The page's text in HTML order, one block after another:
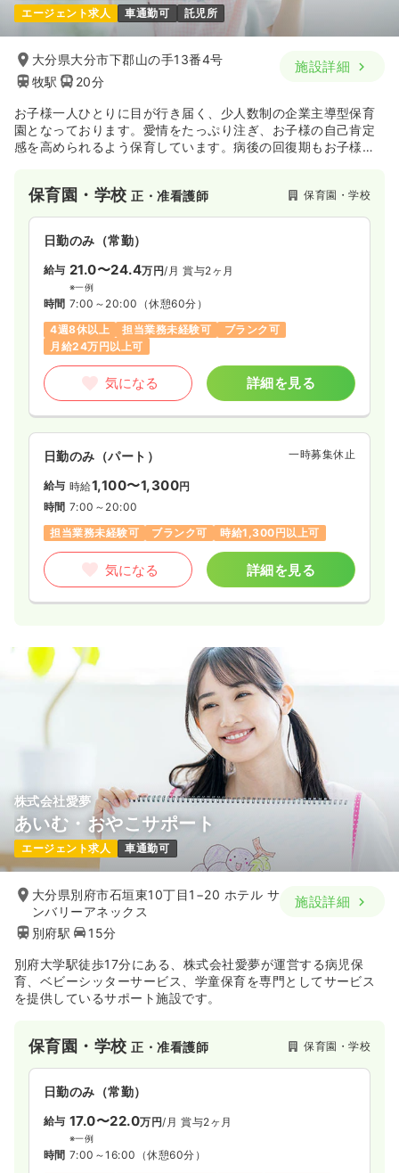
エージェント求人 車通勤可 託児所
大分県大分市下郡山の手13番4号
牧駅
20分
施設詳細
お子様一人ひとりに目が行き届く、少人数制の企業主導型保育
園となっております。愛情をたっぷり注ぎ、お子様の自己肯定
感を高められるよう保育しています。病後の回復期もお子様の
保育園・学校正・准看護師 保育園・学校
日勤のみ（常勤）
給与 21.0〜24.4万円/月 賞与2ヶ月
※一例
時間 7:00～20:00 （休憩60分）
4週8休以上
担当業務未経験可
ブランク可
月給24万円以上可
気になる 詳細を見る
日勤のみ（パート） 一時募集休止
給与 時給1,100〜1,300円
時間 7:00～20:00
担当業務未経験可
ブランク可 時給1,300円以上可
気になる 詳細を見る
株式会社愛夢
あいむ・おやこサポート
エージェント求人 車通勤可
大分県別府市石垣東10丁目1−20 ホテル サ
ンバリーアネックス
別府駅
15分
施設詳細
別府大学駅徒歩17分にある、株式会社愛夢が運営する病児保
育、ベビーシッターサービス、学童保育を専門としてサービス
を提供しているサポート施設です。
保育園・学校正・准看護師 保育園・学校
日勤のみ（常勤）
給与 17.0〜22.0万円/月 賞与2ヶ月
※一例
時間 7:00～16:00 （休憩60分）